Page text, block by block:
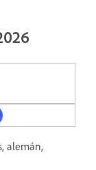
alemán,